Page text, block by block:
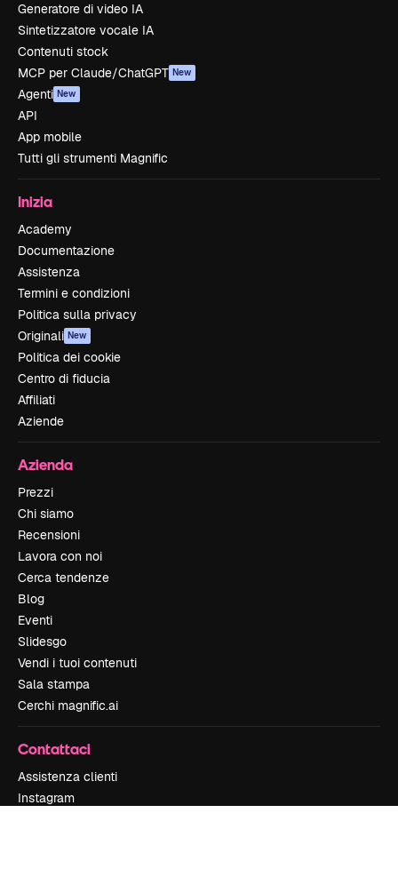
Generatore di video IA
Sintetizzatore vocale IA
Contenuti stock
MCP per Claude/ChatGPT New
Agenti New
API
App mobile
Tutti gli strumenti Magnific
Inizia
Academy
Documentazione
Assistenza
Termini e condizioni
Politica sulla privacy
Originali New
Politica dei cookie
Centro di fiducia
Affiliati
Aziende
Azienda
Prezzi
Chi siamo
Recensioni
Lavora con noi
Cerca tendenze
Blog
Eventi
Slidesgo
Vendi i tuoi contenuti
Sala stampa
Cerchi magnific.ai
Contattaci
Assistenza clienti
Instagram